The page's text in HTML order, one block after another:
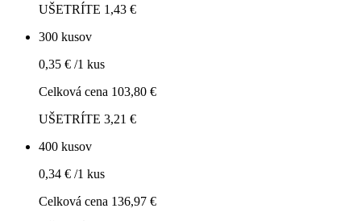
UŠETRÍTE 1,43 €
300 kusov
0,35 € /1 kus
Celková cena 103,80 €
UŠETRÍTE 3,21 €
400 kusov
0,34 € /1 kus
Celková cena 136,97 €